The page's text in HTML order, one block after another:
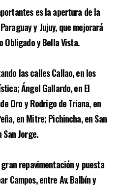
es la apertura de la
y Jujuy, que mejorará
y Bella Vista.
las calles Callao, en los
Ángel Gallardo, en El
Oro y Rodrigo de Triana, en
en Mitre; Pichincha, en San
Jorge.
repavimentación y puesta
Campos, entre Av. Balbín y